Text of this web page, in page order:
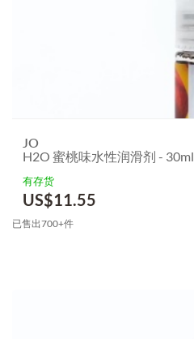
JO
H2O 蜜桃味水性润滑剂 - 30ml
有存货
US$11.55
已售出700+件